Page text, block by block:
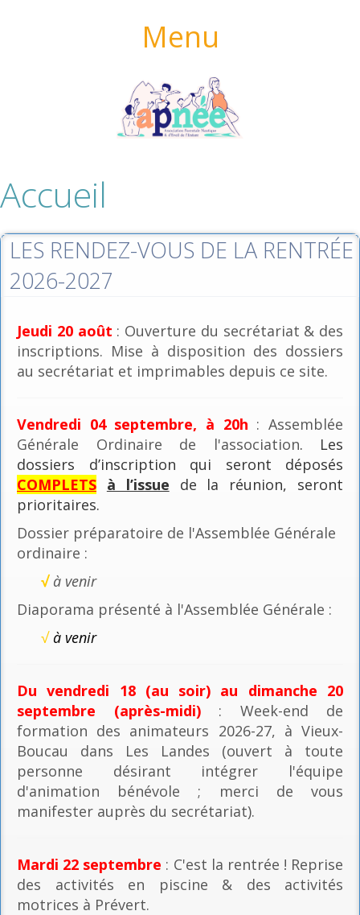
Menu
Accueil
LES RENDEZ-VOUS DE LA RENTRÉE
2026-2027
Jeudi 20 août : Ouverture du secrétariat & des
inscriptions. Mise à disposition des dossiers
au secrétariat et imprimables depuis ce site.
Vendredi 04 septembre, à 20h : Assemblée
Générale Ordinaire de l'association. Les
dossiers d’inscription qui seront déposés
COMPLETS à l’issue de la réunion, seront
prioritaires.
Dossier préparatoire de l'Assemblée Générale
ordinaire :
√ à venir
Diaporama présenté à l'Assemblée Générale :
√à venir
Du vendredi 18 (au soir) au dimanche 20
septembre (après-midi): Week-end de
formation des animateurs 2026-27, à Vieux-
Boucau dans Les Landes (ouvert à toute
personne désirant intégrer l'équipe
d'animation bénévole ; merci de vous
manifester auprès du secrétariat).
Mardi 22 septembre : C'est la rentrée ! Reprise
des activités en piscine & des activités
motrices à Prévert.